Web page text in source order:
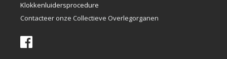
Klokkenluidersprocedure
Contacteer onze Collectieve Overlegorganen